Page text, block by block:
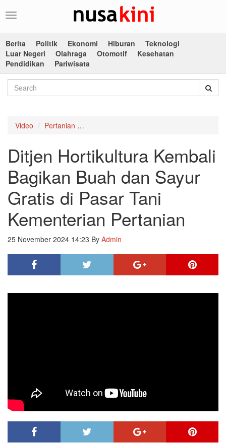
Toggle
Berita
Politik Ekonomi Hiburan
Teknologi
Luar Negeri
Olahraga Otomotif
Kesehatan
Pendidikan
Pariwisata
Video Pertanian
Ditjen Hortikultura Kembali
Bagikan Buah dan Sayur
Gratis di Pasar Tani
Kementerian Pertanian
25 November 2024 14:23 By Admin